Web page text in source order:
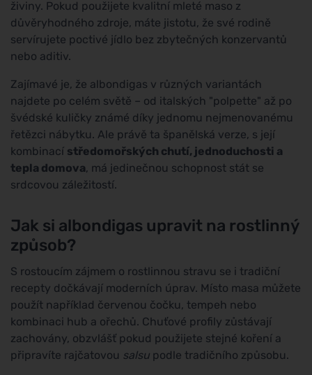
živiny. Pokud použijete kvalitní mleté maso z
důvěryhodného zdroje, máte jistotu, že své rodině
servírujete poctivé jídlo bez zbytečných konzervantů
nebo aditiv.
Zajímavé je, že albondigas v různých variantách
najdete po celém světě – od italských "polpette" až po
švédské kuličky známé díky jednomu nejmenovanému
řetězci nábytku. Ale právě ta španělská verze, s její
kombinací středomořských chutí, jednoduchosti a
tepla domova, má jedinečnou schopnost stát se
srdcovou záležitostí.
Jak si albondigas upravit na rostlinný
způsob?
S rostoucím zájmem o rostlinnou stravu se i tradiční
recepty dočkávají moderních úprav. Místo masa můžete
použít například červenou čočku, tempeh nebo
kombinaci hub a ořechů. Chuťové profily zůstávají
zachovány, obzvlášť pokud použijete stejné koření a
připravíte rajčatovou salsu podle tradičního způsobu.